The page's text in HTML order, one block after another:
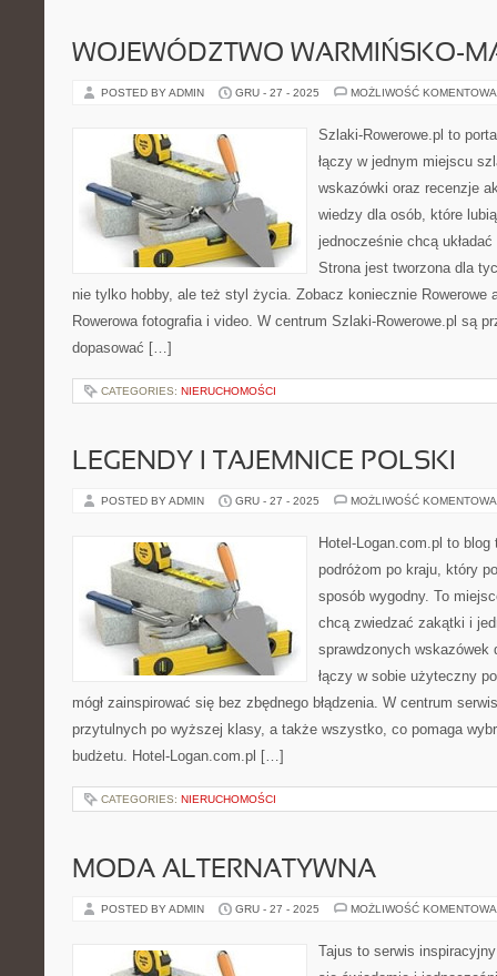
WOJEWÓDZTWO WARMIŃSKO-
POSTED BY ADMIN GRU - 27 - 2025 MOŻLIWOŚĆ
Szlaki-Rowerowe.pl to
łączy w jednym miejscu
wskazówki oraz recenzje
wiedzy dla osób, które
jednocześnie chcą
Strona jest tworzona dla
nie tylko hobby, ale też styl życia. Zobacz koniecznie Rowerowe
Rowerowa fotografia i video. W centrum Szlaki-Rowerowe.pl są
dopasować […]
CATEGORIES: NIERUCHOMOŚCI
LEGENDY I TAJEMNICE POLSKI
POSTED BY ADMIN GRU - 27 - 2025 MOŻLIWOŚĆ
Hotel-Logan.com.pl to
podróżom po kraju, który
sposób wygodny. To
chcą zwiedzać zakątki i
sprawdzonych
łączy w sobie użyteczny
mógł zainspirować się bez zbędnego błądzenia. W centrum
przytulnych po wyższej klasy, a także wszystko, co pomaga
budżetu. Hotel-Logan.com.pl […]
CATEGORIES: NIERUCHOMOŚCI
MODA ALTERNATYWNA
POSTED BY ADMIN GRU - 27 - 2025 MOŻLIWOŚĆ
Tajus to serwis